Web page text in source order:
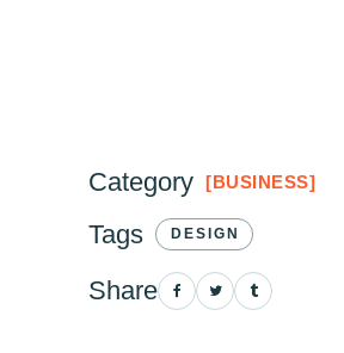
Category BUSINESS
Tags DESIGN
Share